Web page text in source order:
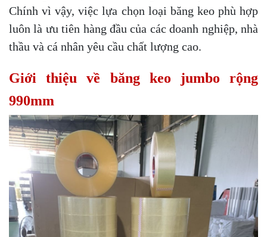
Chính vì vậy, việc lựa chọn loại băng keo phù hợp
luôn là ưu tiên hàng đầu của các doanh nghiệp, nhà
thầu và cá nhân yêu cầu chất lượng cao.
Giới thiệu về băng keo jumbo rộng
990mm